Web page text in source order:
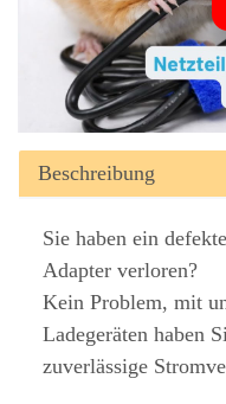
Beschreibung
Sie haben ein
Adapter verloren?
Kein Problem, mit
Ladegeräten haben
zuverlässige